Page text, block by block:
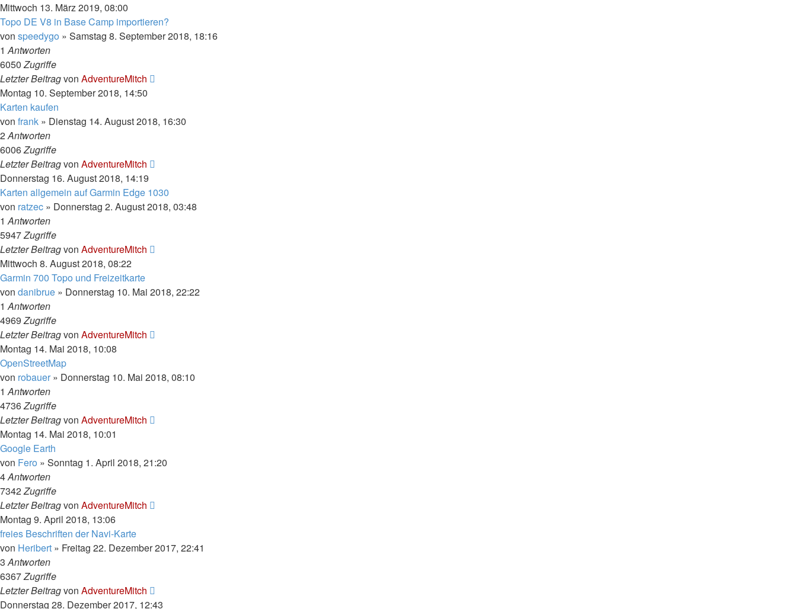
Mittwoch 13. März 2019, 08:00
Topo DE V8 in Base Camp importieren?
von speedygo » Samstag 8. September 2018, 18:16
1Antworten
6050Zugriffe
Letzter Beitragvon AdventureMitch
Montag 10. September 2018, 14:50
Karten kaufen
von frank » Dienstag 14. August 2018, 16:30
2Antworten
6006Zugriffe
Letzter Beitragvon AdventureMitch
Donnerstag 16. August 2018, 14:19
Karten allgemein auf Garmin Edge 1030
von ratzec » Donnerstag 2. August 2018, 03:48
1Antworten
5947Zugriffe
Letzter Beitragvon AdventureMitch
Mittwoch 8. August 2018, 08:22
Garmin 700 Topo und Freizeitkarte
von danibrue » Donnerstag 10. Mai 2018, 22:22
1Antworten
4969Zugriffe
Letzter Beitragvon AdventureMitch
Montag 14. Mai 2018, 10:08
OpenStreetMap
von robauer » Donnerstag 10. Mai 2018, 08:10
1Antworten
4736Zugriffe
Letzter Beitragvon AdventureMitch
Montag 14. Mai 2018, 10:01
Google Earth
von Fero » Sonntag 1. April 2018, 21:20
4Antworten
7342Zugriffe
Letzter Beitragvon AdventureMitch
Montag 9. April 2018, 13:06
freies Beschriften der Navi-Karte
von Heribert » Freitag 22. Dezember 2017, 22:41
3Antworten
6367Zugriffe
Letzter Beitragvon AdventureMitch
Donnerstag 28. Dezember 2017, 12:43